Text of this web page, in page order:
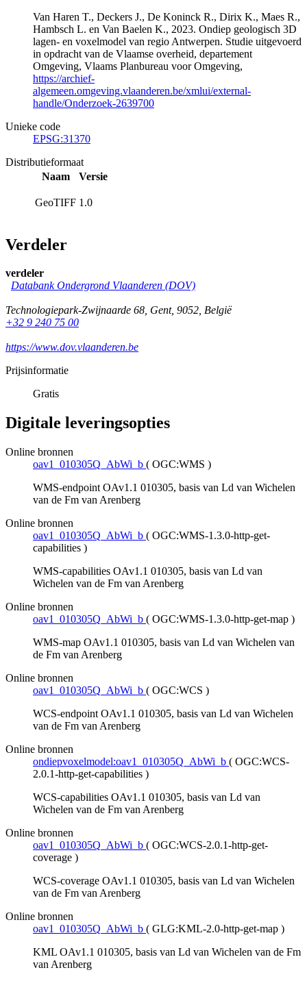
Van Haren T., Deckers J., De Koninck R., Dirix K., Maes R.,
Hambsch L. en Van Baelen K., 2023. Ondiep geologisch 3D
lagen- en voxelmodel van regio Antwerpen. Studie uitgevoerd
in opdracht van de Vlaamse overheid, departement
Omgeving, Vlaams Planbureau voor Omgeving,
https://archief-
algemeen.omgeving.vlaanderen.be/xmlui/external-
handle/Onderzoek-2639700
Unieke code
EPSG:31370
Distributieformaat
Naam
Versie
GeoTIFF 1.0
Verdeler
verdeler
Databank Ondergrond Vlaanderen (DOV)
Technologiepark-Zwijnaarde 68, Gent, 9052, België
+32 9 240 75 00
https://www.dov.vlaanderen.be
Prijsinformatie
Gratis
Digitale leveringsopties
Online bronnen
oav1_010305Q_AbWi_b ( OGC:WMS )
WMS-endpoint OAv1.1 010305, basis van Ld van Wichelen
van de Fm van Arenberg
Online bronnen
oav1_010305Q_AbWi_b ( OGC:WMS-1.3.0-http-get-
capabilities )
WMS-capabilities OAv1.1 010305, basis van Ld van
Wichelen van de Fm van Arenberg
Online bronnen
oav1_010305Q_AbWi_b ( OGC:WMS-1.3.0-http-get-map )
WMS-map OAv1.1 010305, basis van Ld van Wichelen van
de Fm van Arenberg
Online bronnen
oav1_010305Q_AbWi_b ( OGC:WCS )
WCS-endpoint OAv1.1 010305, basis van Ld van Wichelen
van de Fm van Arenberg
Online bronnen
ondiepvoxelmodel:oav1_010305Q_AbWi_b ( OGC:WCS-
2.0.1-http-get-capabilities )
WCS-capabilities OAv1.1 010305, basis van Ld van
Wichelen van de Fm van Arenberg
Online bronnen
oav1_010305Q_AbWi_b ( OGC:WCS-2.0.1-http-get-
coverage )
WCS-coverage OAv1.1 010305, basis van Ld van Wichelen
van de Fm van Arenberg
Online bronnen
oav1_010305Q_AbWi_b ( GLG:KML-2.0-http-get-map )
KML OAv1.1 010305, basis van Ld van Wichelen van de Fm
van Arenberg